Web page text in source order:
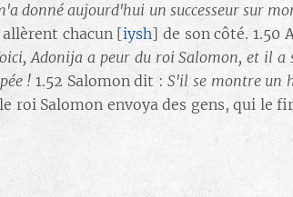
donné aujourd'hui un successeur sur
chacun [iysh] de son côté. 1.50
Adonija a peur du roi Salomon, et il a
! 1.52 Salomon dit :S'il se montre un
le roi Salomon envoya des gens, qui le